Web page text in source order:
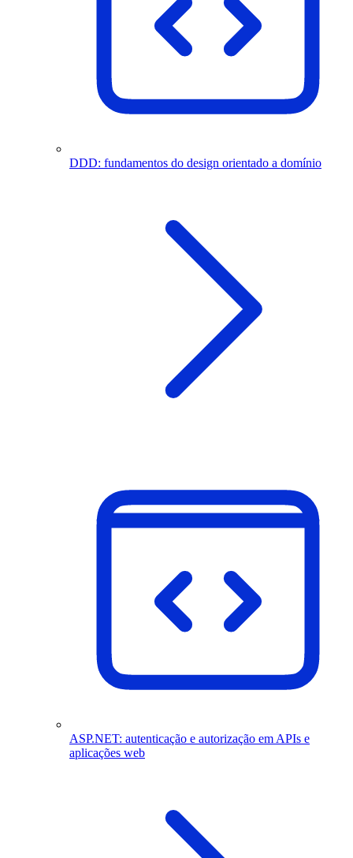
DDD: fundamentos do design orientado a domínio
ASP.NET: autenticação e autorização em APIs e
aplicações web